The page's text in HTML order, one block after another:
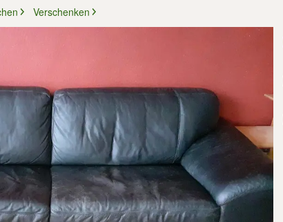
Verschenken